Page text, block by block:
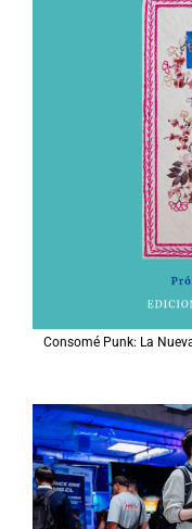
Consomé Punk: La